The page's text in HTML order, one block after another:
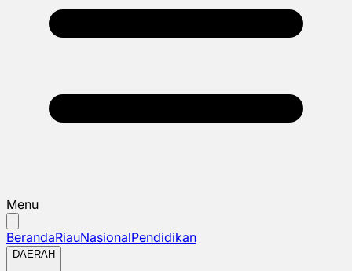
Menu
BerandaRiauNasionalPendidikan
DAERAH